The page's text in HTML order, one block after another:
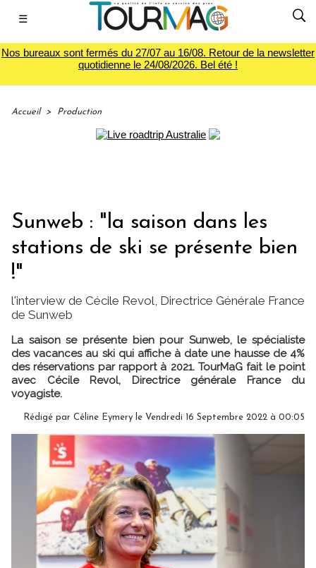
☰
Nos bureaux sont fermés du 27/07 au 16/08. Retour de la newsletter
quotidienne le 24/08/2026. Bel été !
Accueil > Production
Sunweb : "la saison dans les
stations de ski se présente bien
!"
l'interview de Cécile Revol, Directrice Générale France
de Sunweb
La saison se présente bien pour Sunweb, le spécialiste
des vacances au ski qui affiche à date une hausse de 4%
des réservations par rapport à 2021. TourMaG fait le point
avec Cécile Revol, Directrice générale France du
voyagiste.
Rédigé par Céline Eymery le Vendredi 16 Septembre 2022 à 00:05